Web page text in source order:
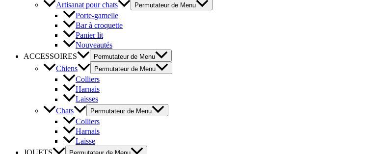
Artisanat pour chats
Permutateur de Menu
Porte-gamelle
Bar à croquette
Panier lit
Nouveautés
ACCESSOIRES
Permutateur de Menu
Chiens Permutateur de Menu
Colliers
Harnais
Laisses
Chats
Permutateur de Menu
Colliers
Harnais
Laisse
JOUETS